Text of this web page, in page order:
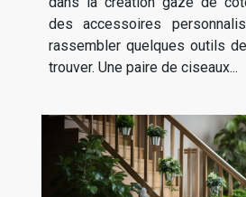
des accessoires
rassembler quelques outils
trouver. Une paire de ciseaux...